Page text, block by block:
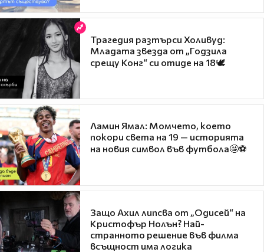
Трагедия разтърси Холивуд:
Младата звезда от „Годзила
срещу Конг“ си отиде на 18🕊️
Ламин Ямал: Момчето, което
покори света на 19 — историята
на новия символ във футбола🤩⚽
Защо Ахил липсва от „Одисей“ на
Кристофър Нолън? Най-
странното решение във филма
всъщност има логика